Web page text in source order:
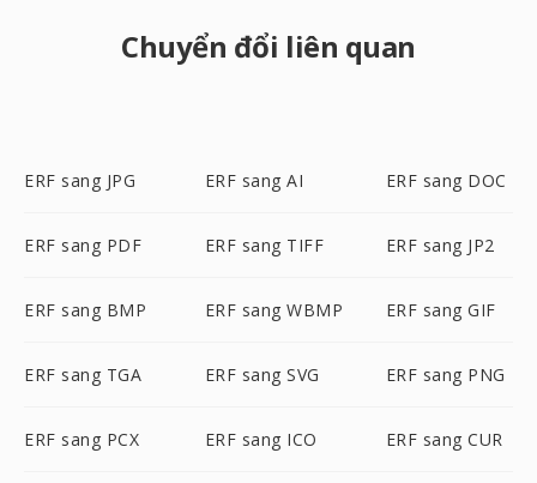
Chuyển đổi liên quan
ERF sang JPG ERF sang AI ERF sang DOC
ERF sang PDF ERF sang TIFF ERF sang JP2
ERF sang BMP ERF sang WBMP ERF sang GIF
ERF sang TGA ERF sang SVG ERF sang PNG
ERF sang PCX ERF sang ICO ERF sang CUR